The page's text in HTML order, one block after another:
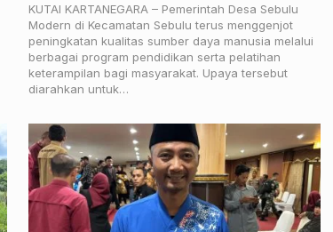
KUTAI KARTANEGARA – Pemerintah Desa Sebulu
Modern di Kecamatan Sebulu terus menggenjot
peningkatan kualitas sumber daya manusia melalui
berbagai program pendidikan serta pelatihan
keterampilan bagi masyarakat. Upaya tersebut
diarahkan untuk…